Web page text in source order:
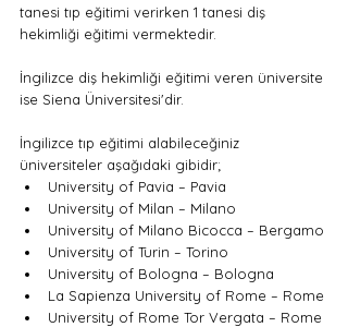
tanesi tıp eğitimi verirken 1 tanesi diş
hekimliği eğitimi vermektedir.
İngilizce diş hekimliği eğitimi veren üniversite
ise Siena Üniversitesi'dir.
İngilizce tıp eğitimi alabileceğiniz
üniversiteler aşağıdaki gibidir;
University of Pavia – Pavia
University of Milan – Milano
University of Milano Bicocca – Bergamo
University of Turin – Torino
University of Bologna – Bologna
La Sapienza University of Rome – Rome
University of Rome Tor Vergata – Rome